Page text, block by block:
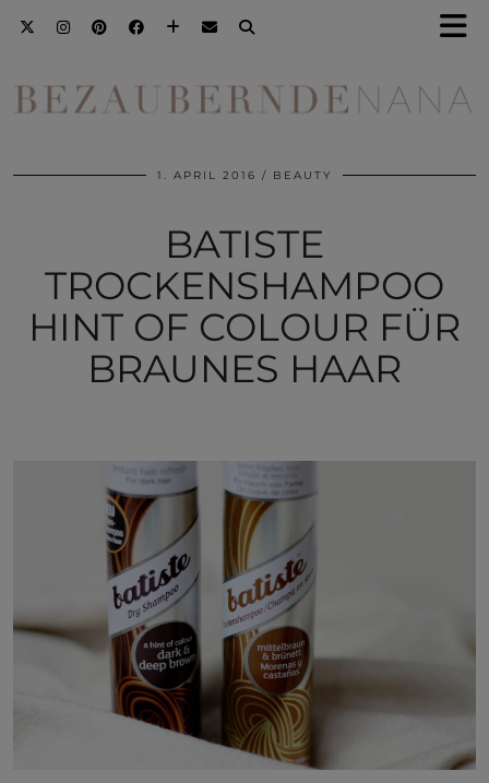
1. APRIL 2016 BEAUTY
BATISTE
TROCKENSHAMPOO
HINT OF COLOUR FÜR
BRAUNES HAAR